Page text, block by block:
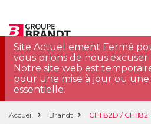
Site Actuellement Fermé
vous prions de nous
Notre site web est
pour une mise à jour ou
essentielle.
Accueil Brandt CHI182D / CHI182